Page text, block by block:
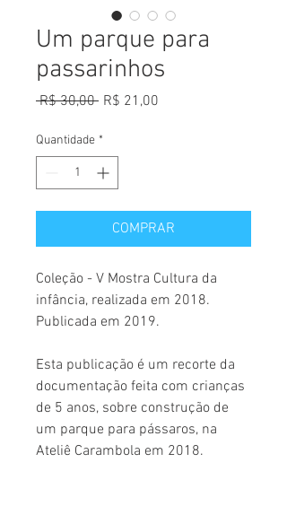
Um parque para
passarinhos
R$ 30,00 Preço
R$ 21,00
Quantidade *
COMPRAR
Coleção - V Mostra Cultura da
infância, realizada em 2018.
Publicada em 2019.
Esta publicação é um recorte da
documentação feita com crianças
de 5 anos, sobre construção de
um parque para pássaros, na
Ateliê Carambola em 2018.